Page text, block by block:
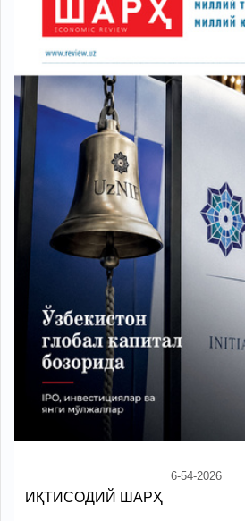
6-54-2026
ИҚТИСОДИЙ ШАРҲ